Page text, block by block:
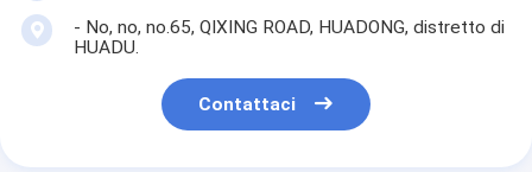
- No, no, no.65, QIXING ROAD, HUADONG, distretto di
HUADU.
Contattaci